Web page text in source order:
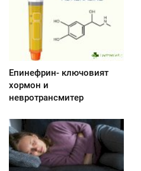
Епинефрин- ключовият
хормон и
невротрансмитер